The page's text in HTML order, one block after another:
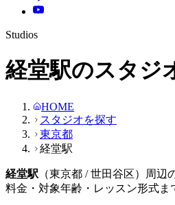
Studios
経堂駅のスタジ
HOME
スタジオを探す
東京都
経堂駅
経堂駅 （東京都 / 世田谷区）周辺
料金・対象年齢・レッスン形式ま